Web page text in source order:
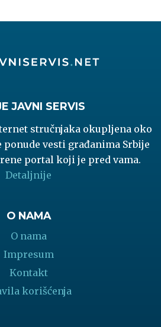
JAVNI SERVIS
stručnjaka okupljena oko
ponude vesti građanima Srbije
portal koji je pred vama.
Detaljnije
O NAMA
O nama
Impresum
Kontakt
korišćenja